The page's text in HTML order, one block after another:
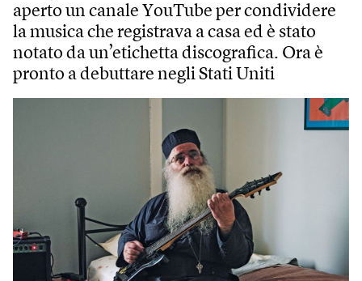
aperto un canale YouTube per condividere
la musica che registrava a casa ed è stato
notato da un’etichetta discografica. Ora è
pronto a debuttare negli Stati Uniti